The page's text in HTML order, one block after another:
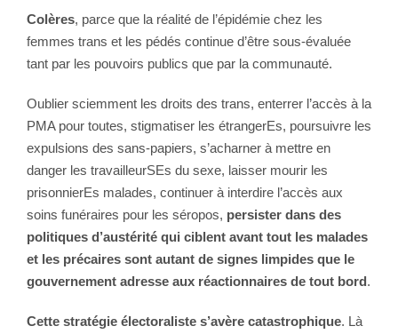
Colères, parce que la réalité de l’épidémie chez les
femmes trans et les pédés continue d’être sous-évaluée
tant par les pouvoirs publics que par la communauté.
Oublier sciemment les droits des trans, enterrer l’accès à la
PMA pour toutes, stigmatiser les étrangerEs, poursuivre les
expulsions des sans-papiers, s’acharner à mettre en
danger les travailleurSEs du sexe, laisser mourir les
prisonnierEs malades, continuer à interdire l’accès aux
soins funéraires pour les séropos, persister dans des
politiques d’austérité qui ciblent avant tout les malades
et les précaires sont autant de signes limpides que le
gouvernement adresse aux réactionnaires de tout bord.
Cette stratégie électoraliste s’avère catastrophique. Là